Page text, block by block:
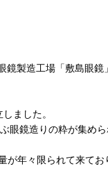
製造工場「敷島眼
ました。
鏡造りの粋が集めら
年々限られて来て